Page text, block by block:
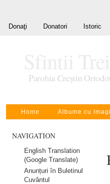
Donaţi Donatori Istoric
Parohia Creştin
Home Albume cu
NAVIGATION
English Translation
(Google Translate)
Anunțuri în Buletinul
Cuvântul